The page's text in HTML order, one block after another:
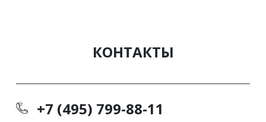
КОНТАКТЫ
+7 (495) 799-88-11